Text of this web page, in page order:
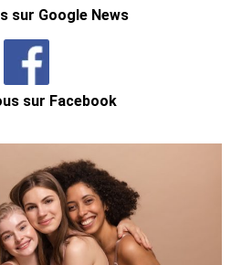
sur Google News
sur Facebook